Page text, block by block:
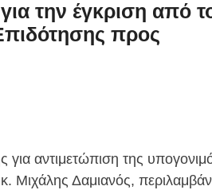
την έγκριση από
προς
αντιμετώπιση της
Μιχάλης Δαμιανός,